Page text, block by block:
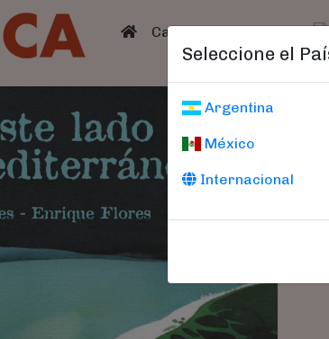
(current)
Catálogo Catálogo
Seleccione el
Argentina
México
Internacional